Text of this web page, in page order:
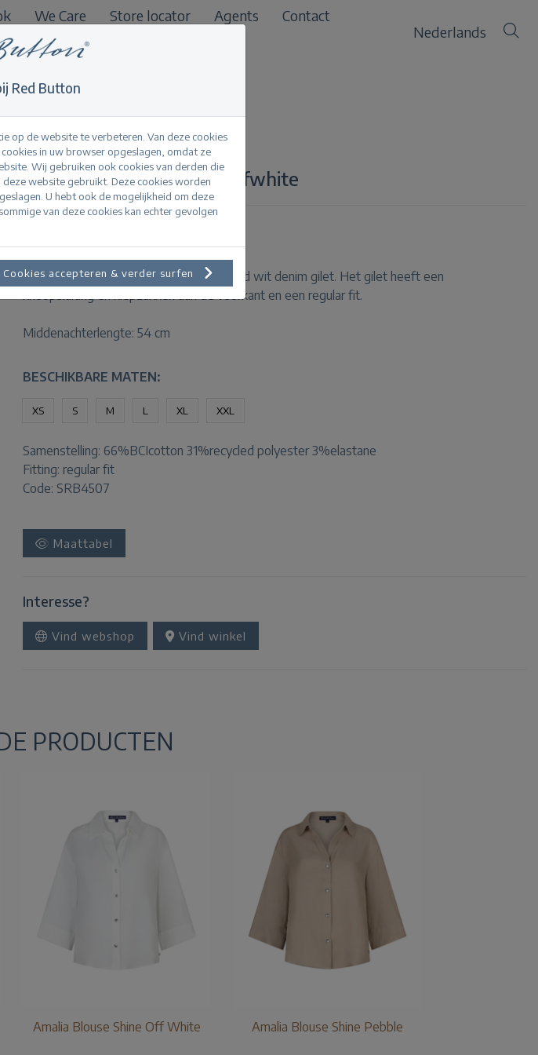
We Care Store locator Agents
Contact
Nederlands
Joekie off-white denim offwhite
De Joekie off-white denim is een cropped wit denim gilet. Het gilet heeft een
knoopsluiting en klepzakken aan de voorkant en een regular fit.
Middenachterlengte: 54 cm
BESCHIKBARE MATEN:
XS S M L XL XXL
Samenstelling: 66%BCIcotton 31%recycled polyester 3%elastane
Fitting: regular fit
Code: SRB4507
Maattabel
Interesse?
Vind webshop Vind winkel
PRODUCTEN
Amalia Blouse Shine Off White Amalia Blouse Shine Pebble
Red Button
op de website te verbeteren. Van deze cookies
in uw browser opgeslagen, omdat ze
Wij gebruiken ook cookies van derden die
deze website gebruikt. Deze cookies worden
U hebt ook de mogelijkheid om deze
van deze cookies kan echter gevolgen
Cookies accepteren & verder surfen